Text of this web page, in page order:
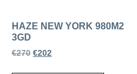
HAZE NEW YORK 980M2
3GD
€270 €202